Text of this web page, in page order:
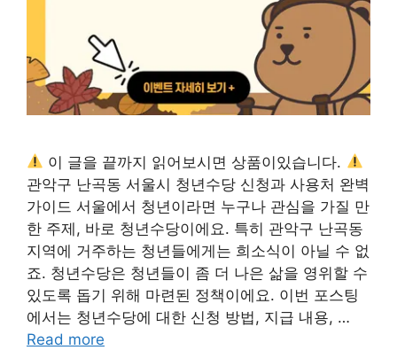
이 글을 끝까지 읽어보시면 상품이있습니다.
관악구 난곡동 서울시 청년수당 신청과 사용처 완벽
가이드 서울에서 청년이라면 누구나 관심을 가질 만
한 주제, 바로 청년수당이에요. 특히 관악구 난곡동
지역에 거주하는 청년들에게는 희소식이 아닐 수 없
죠. 청년수당은 청년들이 좀 더 나은 삶을 영위할 수
있도록 돕기 위해 마련된 정책이에요. 이번 포스팅
에서는 청년수당에 대한 신청 방법, 지급 내용, …
Read more